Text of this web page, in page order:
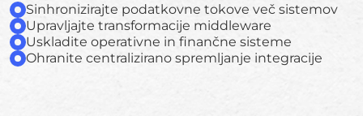
Sinhronizirajte podatkovne tokove več sistemov
Upravljajte transformacije middleware
Uskladite operativne in finančne sisteme
Ohranite centralizirano spremljanje integracije